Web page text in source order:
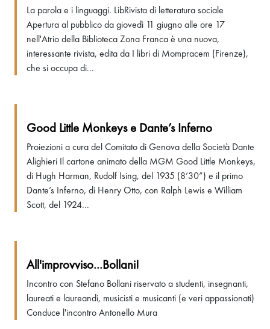
La parola e i linguaggi. LibRivista di letteratura sociale
Apertura al pubblico da giovedì 11 giugno alle ore 17
nell'Atrio della Biblioteca Zona Franca è una nuova,
interessante rivista, edita da I libri di Mompracem (Firenze),
che si occupa di...
Good Little Monkeys e Dante’s Inferno
Proiezioni a cura del Comitato di Genova della Società Dante
Alighieri Il cartone animato della MGM Good Little Monkeys,
di Hugh Harman, Rudolf Ising, del 1935 (8’30”) e il primo
Dante’s Inferno, di Henry Otto, con Ralph Lewis e William
Scott, del 1924...
All'improvviso...Bollani!
Incontro con Stefano Bollani riservato a studenti, insegnanti,
laureati e laureandi, musicisti e musicanti (e veri appassionati)
Conduce l'incontro Antonello Mura